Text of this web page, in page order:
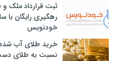
ثبت قرارداد ملک
رهگیری رایگان با
خودنویس
خرید طلای آب
نسبت به طلای